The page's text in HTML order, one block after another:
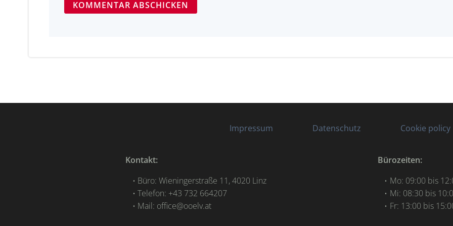
Impressum Datenschutz Cookie policy
Kontakt:
Büro: Wieningerstraße 11, 4020 Linz
Telefon: +43 732 664207
Mail: office@ooelv.at
Bürozeiten:
Mo: 09:00 bis
Mi: 08:30 bis
Fr: 13:00 bis